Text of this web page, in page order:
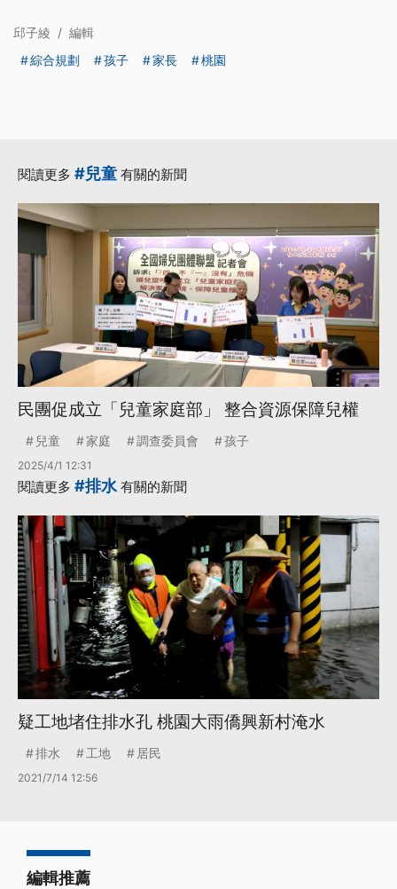
邱子綾 / 編輯
綜合規劃
孩子 家長 桃園
閱讀更多 #兒童 有關的新聞
民團促成立「兒童家庭部」 整合資源保障兒權
兒童 家庭 調查委員會 孩子
2025/4/1 12:31
閱讀更多 #排水有關的新聞
疑工地堵住排水孔 桃園大雨僑興新村淹水
排水 工地 居民
2021/7/14 12:56
編輯推薦